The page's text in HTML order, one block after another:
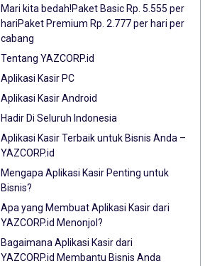
Mari kita bedah!Paket Basic Rp. 5.555 per
hariPaket Premium Rp. 2.777 per hari per
cabang
Tentang YAZCORP.id
Aplikasi Kasir PC
Aplikasi Kasir Android
Hadir Di Seluruh Indonesia
Aplikasi Kasir Terbaik untuk Bisnis Anda –
YAZCORP.id
Mengapa Aplikasi Kasir Penting untuk
Bisnis?
Apa yang Membuat Aplikasi Kasir dari
YAZCORP.id Menonjol?
Bagaimana Aplikasi Kasir dari
YAZCORP.id Membantu Bisnis Anda